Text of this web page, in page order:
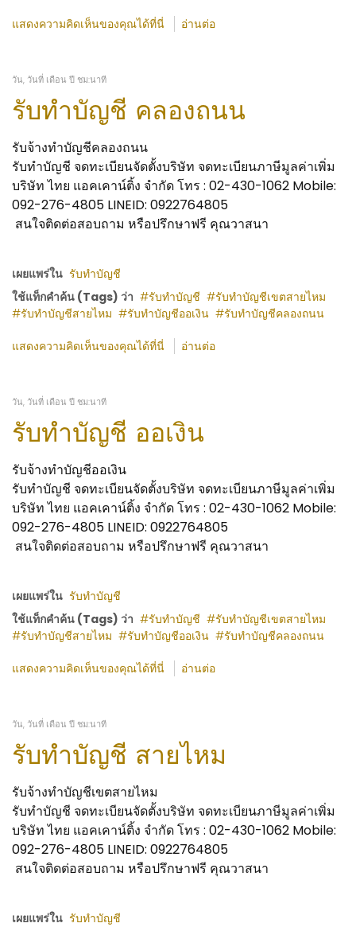
แสดงความคิดเห็นของคุณได้ที่นี่ อ่านต่อ
วัน, วันที่ เดือน ปี ชม:นาที
รับทำบัญชี คลองถนน
รับจ้างทำบัญชีคลองถนน
รับทำบัญชี จดทะเบียนจัดตั้งบริษัท จดทะเบียนภาษีมูลค่าเพิ่ม
บริษัท ไทย แอคเคาน์ติ้ง จำกัด โทร : 02-430-1062 Mobile:
092-276-4805 LINEID: 0922764805
สนใจติดต่อสอบถาม หรือปรึกษาฟรี คุณวาสนา
เผยแพร่ใน รับทำบัญชี
ใช้แท็กคำค้น (Tags) ว่า
รับทำบัญชี
รับทำบัญชีเขตสายไหม
รับทำบัญชีสายไหม
รับทำบัญชีออเงิน รับทำบัญชีคลองถนน
แสดงความคิดเห็นของคุณได้ที่นี่ อ่านต่อ
วัน, วันที่ เดือน ปี ชม:นาที
รับทำบัญชี ออเงิน
รับจ้างทำบัญชีออเงิน
รับทำบัญชี จดทะเบียนจัดตั้งบริษัท จดทะเบียนภาษีมูลค่าเพิ่ม
บริษัท ไทย แอคเคาน์ติ้ง จำกัด โทร : 02-430-1062 Mobile:
092-276-4805 LINEID: 0922764805
สนใจติดต่อสอบถาม หรือปรึกษาฟรี คุณวาสนา
เผยแพร่ใน รับทำบัญชี
ใช้แท็กคำค้น (Tags) ว่า
รับทำบัญชี
รับทำบัญชีเขตสายไหม
รับทำบัญชีสายไหม
รับทำบัญชีออเงิน รับทำบัญชีคลองถนน
แสดงความคิดเห็นของคุณได้ที่นี่ อ่านต่อ
วัน, วันที่ เดือน ปี ชม:นาที
รับทำบัญชี สายไหม
รับจ้างทำบัญชีเขตสายไหม
รับทำบัญชี จดทะเบียนจัดตั้งบริษัท จดทะเบียนภาษีมูลค่าเพิ่ม
บริษัท ไทย แอคเคาน์ติ้ง จำกัด โทร : 02-430-1062 Mobile:
092-276-4805 LINEID: 0922764805
สนใจติดต่อสอบถาม หรือปรึกษาฟรี คุณวาสนา
เผยแพร่ใน รับทำบัญชี